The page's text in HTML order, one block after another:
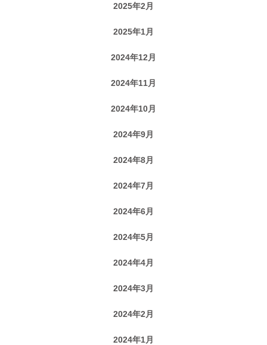
2025年2月
2025年1月
2024年12月
2024年11月
2024年10月
2024年9月
2024年8月
2024年7月
2024年6月
2024年5月
2024年4月
2024年3月
2024年2月
2024年1月